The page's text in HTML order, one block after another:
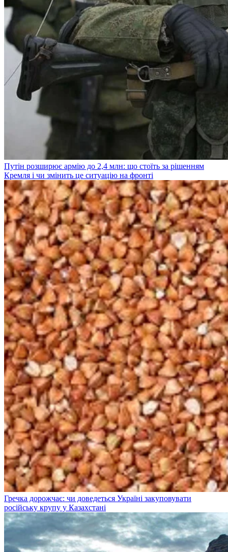
Путін розширює армію до 2,4 млн: що стоїть за рішенням
Кремля і чи змінить це ситуацію на фронті
Гречка дорожчає: чи доведеться Україні закуповувати
російську крупу у Казахстані